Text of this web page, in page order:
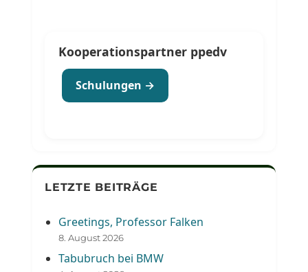
Kooperationspartner ppedv
Schulungen →
LETZTE BEITRÄGE
Greetings, Professor Falken
8. August 2026
Tabubruch bei BMW